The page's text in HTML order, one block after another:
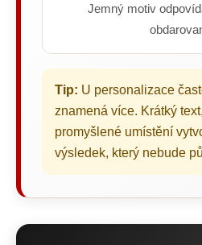
Jemný motiv
Tip: U personalizace
znamená více. Krátký
promyšlené umístění
výsledek, který nebude